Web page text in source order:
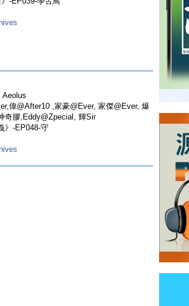
Aeolus
偉@After10 ,家豪@Ever, 家傑@Ever, 爆
奇膠,Eddy@Zpecial, 輝Sir
》-EP048-守